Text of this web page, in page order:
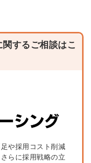
するご相談はこ
や採用コスト削減
らに採用戦略の立